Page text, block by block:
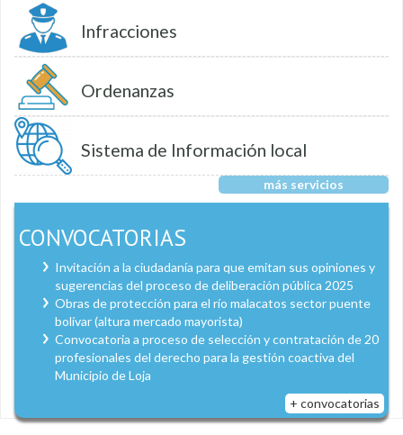
Infracciones
Ordenanzas
Sistema de Información local
más servicios
CONVOCATORIAS
Invitación a la ciudadanía para que emitan sus opiniones y
sugerencias del proceso de deliberación pública 2025
Obras de protección para el río malacatos sector puente
bolívar (altura mercado mayorista)
Convocatoria a proceso de selección y contratación de 20
profesionales del derecho para la gestión coactiva del
Municipio de Loja
+ convocatorias